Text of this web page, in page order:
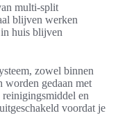
multi-split
blijven werken
huis blijven
zowel binnen
worden gedaan met
en
voordat je